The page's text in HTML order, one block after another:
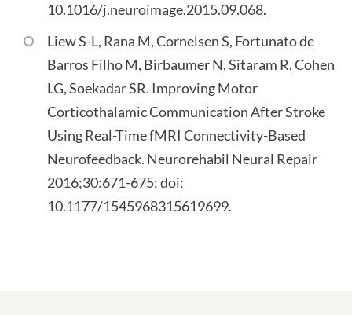
10.1016/j.neuroimage.2015.09.068.
Liew S-L, Rana M, Cornelsen S, Fortunato de
Barros Filho M, Birbaumer N, Sitaram R, Cohen
LG, Soekadar SR. Improving Motor
Corticothalamic Communication After Stroke
Using Real-Time fMRI Connectivity-Based
Neurofeedback. Neurorehabil Neural Repair
2016;30:671-675; doi:
10.1177/1545968315619699.